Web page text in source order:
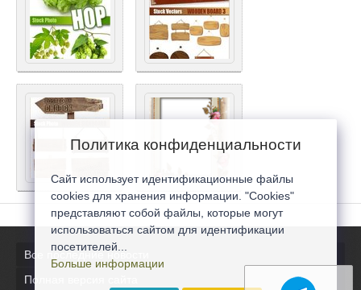
Все последние новости
Полная версия сайта
Политика конфиденциальности
Сайт использует идентификационные файлы
cookies для хранения информации. "Cookies"
представляют собой файлы, которые могут
использоваться сайтом для идентификации
посетителей...
Больше информации